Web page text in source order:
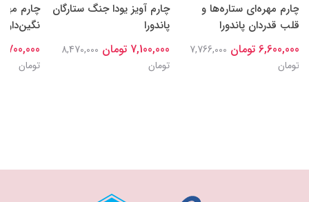
چارم مهره‌ای ستاره‌ها و
قلب قدردان پاندورا
6,600,000 تومان
7,766,000
تومان
چارم آویز یودا جنگ ستارگان
پاندورا
7,100,000 تومان
8,470,000
تومان
چارم
نگین‌دار
6,700,000
تومان